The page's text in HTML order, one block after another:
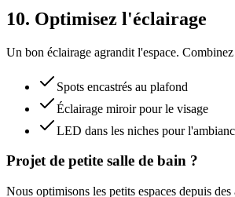
10. Optimisez l'éclairage
Un bon éclairage agrandit l'espace. Combinez
Spots encastrés au plafond
Éclairage miroir pour le visage
LED dans les niches pour
Projet de petite salle de bain ?
Nous optimisons les petits espaces depuis des